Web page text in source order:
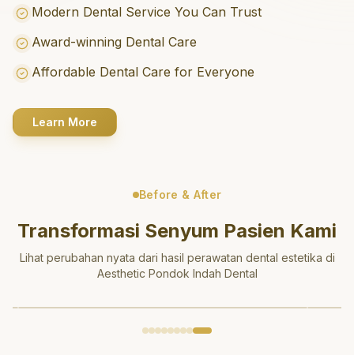
Modern Dental Service You Can Trust
Award-winning Dental Care
Affordable Dental Care for Everyone
Learn More
Before & After
Transformasi Senyum Pasien Kami
Lihat perubahan nyata dari hasil perawatan dental estetika di
Aesthetic Pondok Indah Dental